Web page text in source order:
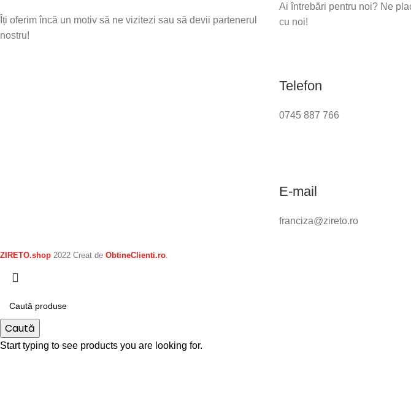
Îți oferim încă un motiv să ne vizitezi sau să devii partenerul
nostru!
Ai întrebări pentru noi? Ne
cu noi!
Telefon
0745 887 766
E-mail
franciza@zireto.ro
ZIRETO.shop 2022 Creat de ObtineClienti.ro
Caută
Start typing to see products you are looking for.